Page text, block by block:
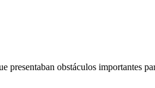
obstáculos importantes